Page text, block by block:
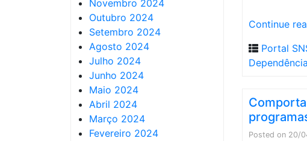
Novembro 2024
Outubro 2024
Setembro 2024
Agosto 2024
Julho 2024
Junho 2024
Maio 2024
Abril 2024
Março 2024
Fevereiro 2024
Continue
Portal
Posted on 20/